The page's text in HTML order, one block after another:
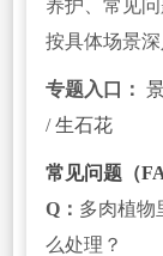
养护、常见
按具体场景深
专题入口：
/生石花
常见问题（
Q： 多肉植物
么处理？